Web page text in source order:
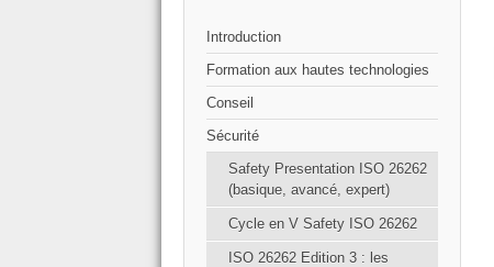
Introduction
Formation aux hautes technologies
Conseil
Sécurité
Safety Presentation ISO 26262
(basique, avancé, expert)
Cycle en V Safety ISO 26262
ISO 26262 Edition 3 : les